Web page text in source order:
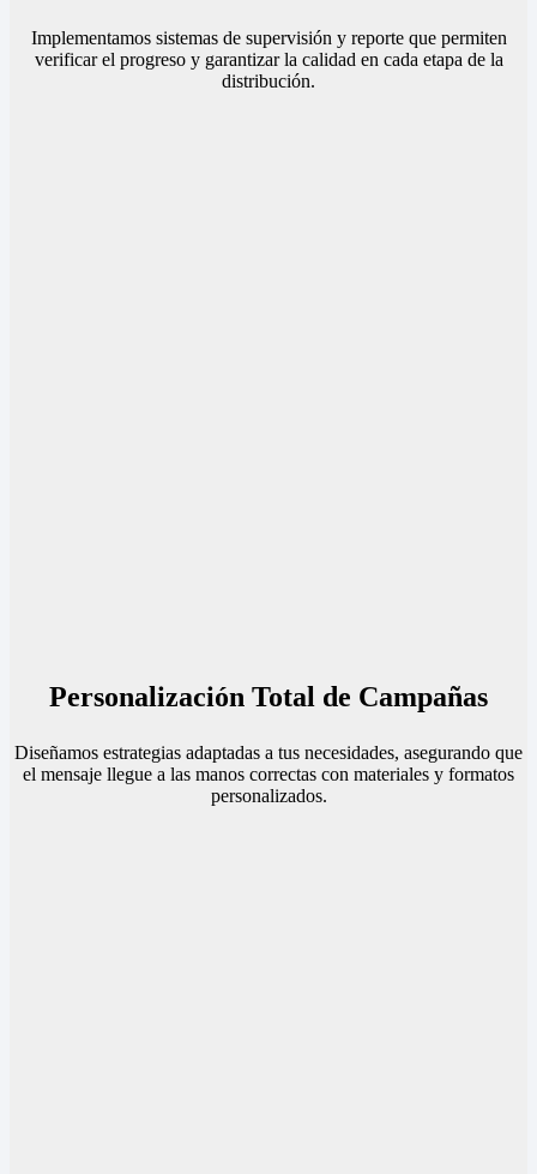
Implementamos sistemas de supervisión y reporte que permiten
verificar el progreso y garantizar la calidad en cada etapa de la
distribución.
Personalización Total de Campañas
Diseñamos estrategias adaptadas a tus necesidades, asegurando que
el mensaje llegue a las manos correctas con materiales y formatos
personalizados.